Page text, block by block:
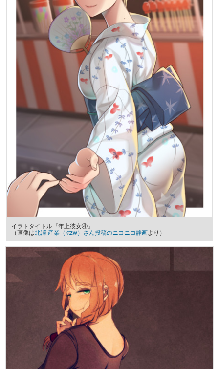
イラトタイトル『年上彼女④』
（画像は北澤 産業（ktzw）さん投稿のニコニコ静画より）